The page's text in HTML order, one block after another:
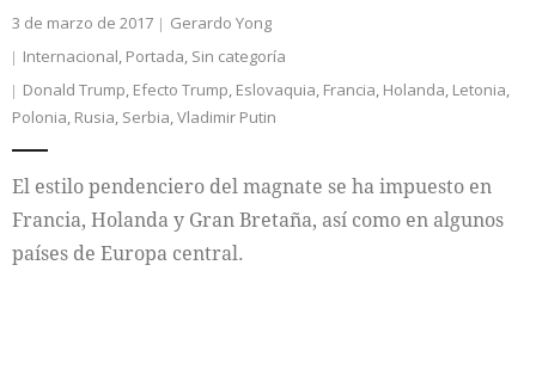
3 de marzo de 2017
Gerardo Yong
Internacional, Portada, Sin categoría
Donald Trump, Efecto Trump, Eslovaquia, Francia, Holanda, Letonia,
Polonia, Rusia, Serbia,Vladimir Putin
El estilo pendenciero del magnate se ha impuesto en
Francia, Holanda y Gran Bretaña, así como en algunos
países de Europa central.